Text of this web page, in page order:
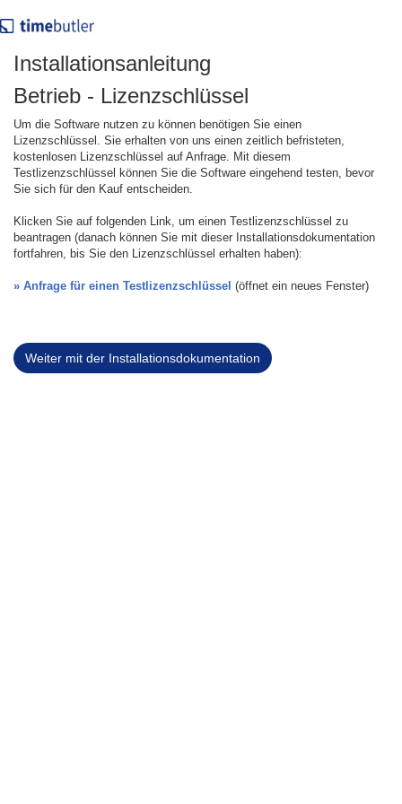
Installationsanleitung
Betrieb - Lizenzschlüssel
Um die Software nutzen zu können benötigen Sie einen
Lizenzschlüssel. Sie erhalten von uns einen zeitlich befristeten,
kostenlosen Lizenzschlüssel auf Anfrage. Mit diesem
Testlizenzschlüssel können Sie die Software eingehend testen, bevor
Sie sich für den Kauf entscheiden.
Klicken Sie auf folgenden Link, um einen Testlizenzschlüssel zu
beantragen (danach können Sie mit dieser Installationsdokumentation
fortfahren, bis Sie den Lizenzschlüssel erhalten haben):
» Anfrage für einen Testlizenzschlüssel (öffnet ein neues Fenster)
Weiter mit der Installationsdokumentation